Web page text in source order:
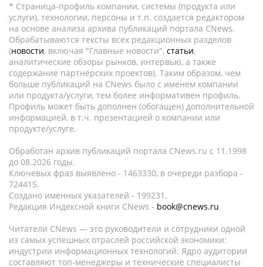
* Страница-профиль компании, системы (продукта или
услуги), технологии, персоны и т.п. создается редактором
на основе анализа архива публикаций портала CNews.
Обрабатываются тексты всех редакционных разделов
(новости, включая "Главные новости", статьи,
аналитические обзоры рынков, интервью, а также
содержание партнёрских проектов). Таким образом, чем
больше публикаций на CNews было с именем компании
или продукта/услуги, тем более информативен профиль.
Профиль может быть дополнен (обогащен) дополнительной
информацией, в т.ч. презентацией о компании или
продукте/услуге.
Обработан архив публикаций портала CNews.ru c 11.1998
до 08.2026 годы.
Ключевых фраз выявлено - 1463330, в очереди разбора -
724415.
Создано именных указателей - 199231.
Редакция Индексной книги CNews - book@cnews.ru
Читатели CNews — это руководители и сотрудники одной
из самых успешных отраслей российской экономики:
индустрии информационных технологий. Ядро аудитории
составляют топ-менеджеры и технические специалисты